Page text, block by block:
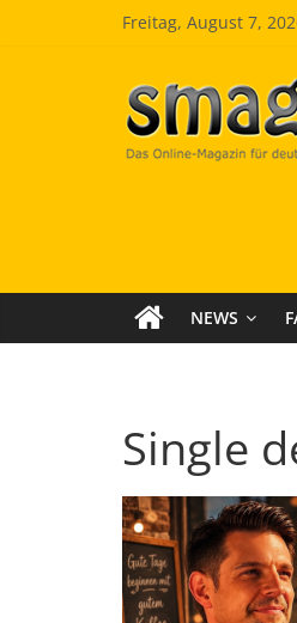
Freitag, August 7,
Smago
NEWS
Single